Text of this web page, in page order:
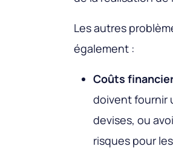
Les autres
également :
Coûts
doivent fournir
devises, ou
risques pour